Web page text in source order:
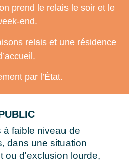
prend le relais le soir et le
end.
relais et une résidence
par l’État.
à faible niveau de
dans une situation
ou d'exclusion lourde,